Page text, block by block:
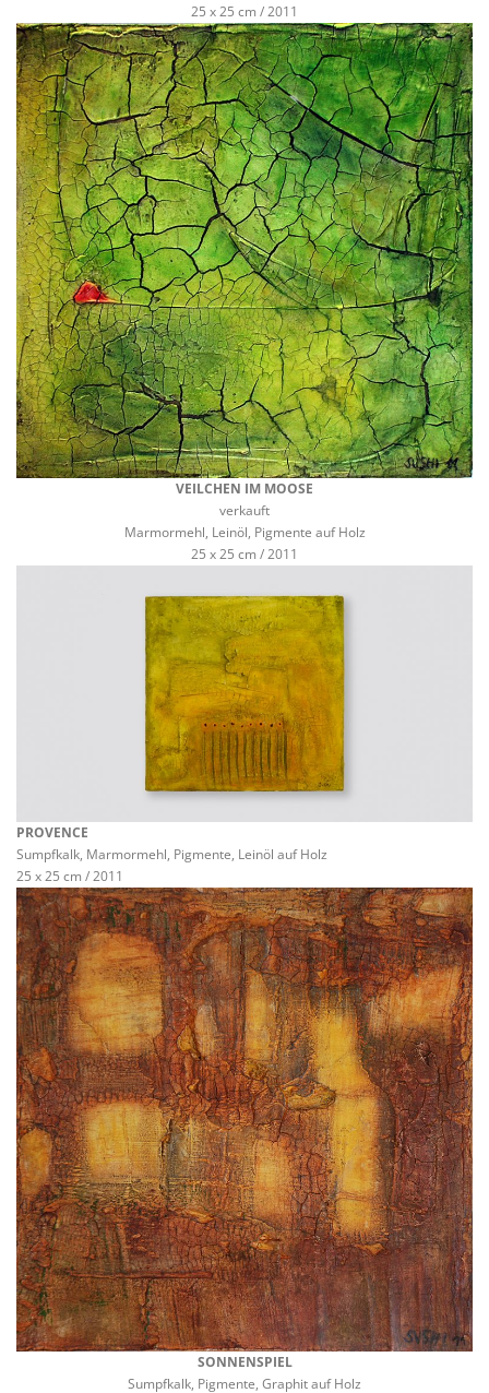
25 x 25 cm / 2011
VEILCHEN IM MOOSE
verkauft
Marmormehl, Leinöl, Pigmente auf Holz
25 x 25 cm / 2011
PROVENCE
Sumpfkalk, Marmormehl, Pigmente, Leinöl auf Holz
25 x 25 cm / 2011
SONNENSPIEL
Sumpfkalk, Pigmente, Graphit auf Holz